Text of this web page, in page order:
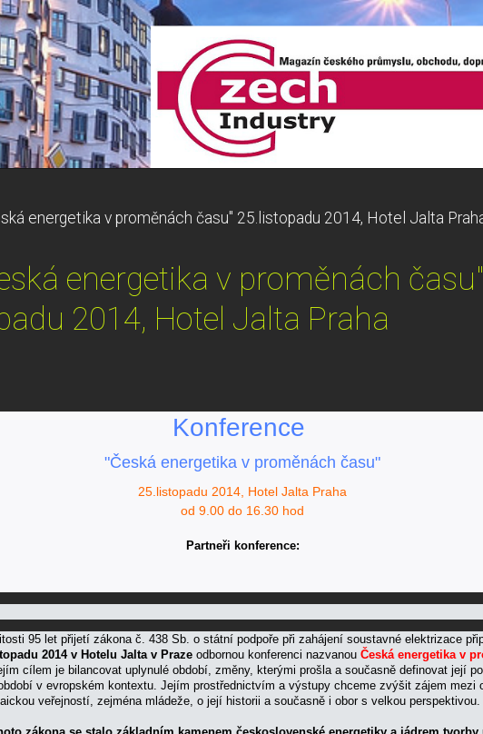
energetika v proměnách času" 25.listopadu 2014, Hotel Jalta
energetika v proměnách času"
2014, Hotel Jalta Praha
Konference
"Česká energetika v proměnách času"
25.listopadu 2014, Hotel Jalta Praha
od 9.00 do 16.30 hod
Partneři konference:
95 let přijetí zákona č. 438 Sb. o státní podpoře při zahájení soustavné elektrizace
2014 v Hotelu Jalta v Prazeodbornou konferenci nazvanou Česká energetika v
cílem je bilancovat uplynulé období, změny, kterými prošla a současně definovat její
v evropském kontextu. Jejím prostřednictvím a výstupy chceme zvýšit zájem mezi
laickou veřejností, zejména mládeže, o její historii a současně i obor s velkou perspektivou.